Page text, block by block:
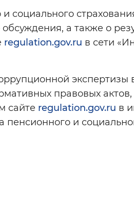
монохромный
Остановить
социального
а также о
regulation.gov.ru в сети
правовых
сайте regulation.gov.ru в
и